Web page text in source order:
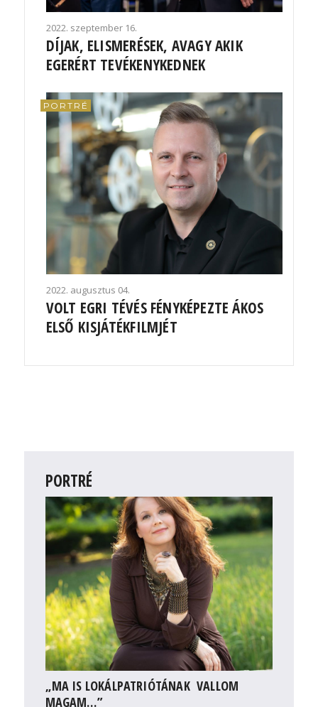
2022. szeptember 16.
DÍJAK, ELISMERÉSEK, AVAGY AKIK
EGERÉRT TEVÉKENYKEDNEK
PORTRÉ
2022. augusztus 04.
VOLT EGRI TÉVÉS FÉNYKÉPEZTE ÁKOS
ELSŐ KISJÁTÉKFILMJÉT
PORTRÉ
„MA IS LOKÁLPATRIÓTÁNAK VALLOM
MAGAM…”